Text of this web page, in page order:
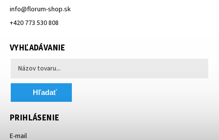
info@florum-shop.sk
+420 773 530 808
VYHĽADÁVANIE
Hľadať
PRIHLÁSENIE
E-mail